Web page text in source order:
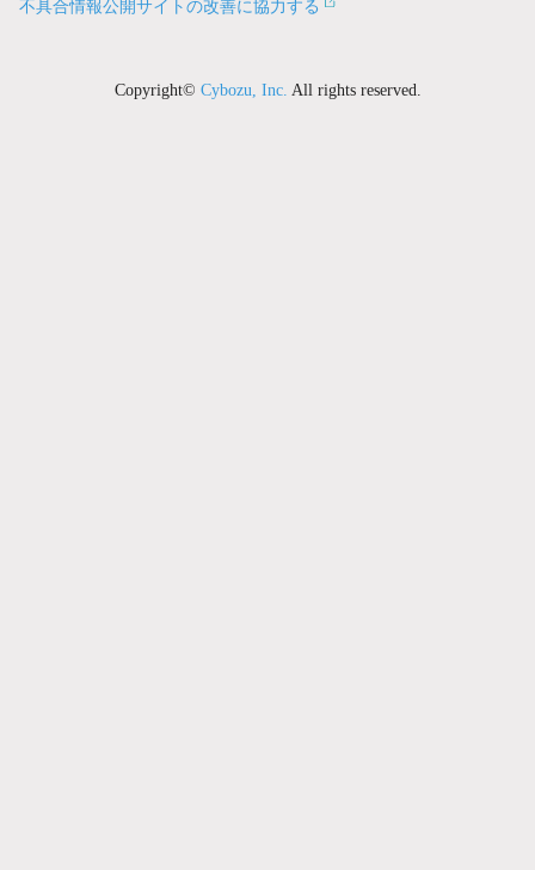
不具合情報公開サイトの改善に協力する
Copyright© Cybozu, Inc. All rights reserved.